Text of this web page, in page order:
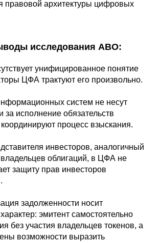
правовой архитектуры цифровых
исследования АВО:
унифицированное понятие
ЦФА трактуют его произвольно.
систем не несут
за исполнение обязательств
процесс взыскания.
инвесторов, аналогичный
облигаций, в ЦФА не
защиту прав инвесторов
задолженности носит
эмитент самостоятельно
без участия владельцев токенов, а
возможности выразить